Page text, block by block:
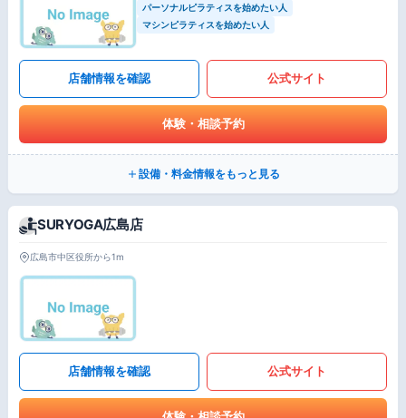
パーソナルピラティスを始めたい人
マシンピラティスを始めたい人
店舗情報を確認 公式サイト
体験・相談予約
設備・料金情報をもっと見る
SURYOGA広島店
広島市中区役所から1m
店舗情報を確認 公式サイト